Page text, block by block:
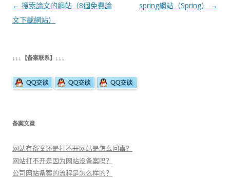
文
章
← 搜索論文的網站（8個免費論
文下載網站）
spring網站（Spring） →
↓↓↓【备案联系】↓↓↓
备案文章
网站有备案还是打不开网站是怎么回事？
网站打不开是因为网站没备案吗？
公司网站备案的流程是怎么样的？